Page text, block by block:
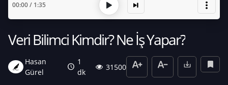
00:00/ 1:35
Veri Bilimci Kimdir? Ne İş Yapar?
Hasan
Gürel
1
dk
31500